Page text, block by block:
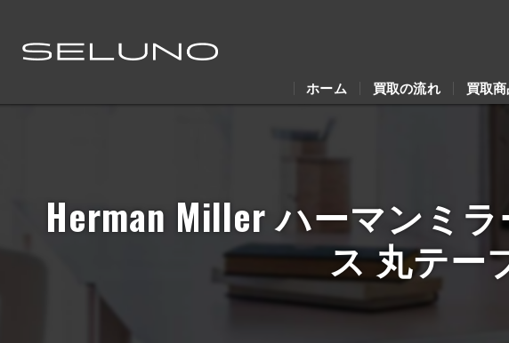
ホーム 買取の流れ 買取
Herman Miller ハーマンミ
ス 丸テー